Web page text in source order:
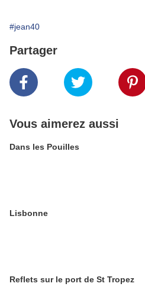
#jean40
Partager
Vous aimerez aussi
Dans les Pouilles
Lisbonne
Reflets sur le port de St Tropez